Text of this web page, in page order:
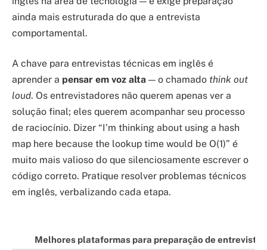
ainda mais estruturada do que a entrevista
comportamental.
A chave para entrevistas técnicas em inglês é
aprender a pensar em voz alta — o chamado think out
loud. Os entrevistadores não querem apenas ver a
solução final; eles querem acompanhar seu processo
de raciocínio. Dizer “I’m thinking about using a hash
map here because the lookup time would be O(1)” é
muito mais valioso do que silenciosamente escrever o
código correto. Pratique resolver problemas técnicos
em inglês, verbalizando cada etapa.
Melhores plataformas para preparação de